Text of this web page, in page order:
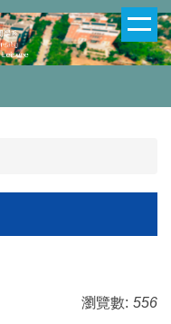
瀏覽數: 556